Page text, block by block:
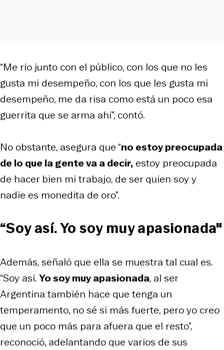
“Me río junto con el público, con los que no les
gusta mi desempeño, con los que les gusta mi
desempeño, me da risa como está un poco esa
guerrita que se arma ahí”, contó.
No obstante, asegura que “no estoy preocupada
de lo que la gente va a decir, estoy preocupada
de hacer bien mi trabajo, de ser quien soy y
nadie es monedita de oro”.
“Soy así.Yo soy muy apasionada"
Además, señaló que ella se muestra tal cual es.
“Soy así.Yo soy muy apasionada, al ser
Argentina también hace que tenga un
temperamento, no sé si más fuerte, pero yo creo
que un poco más para afuera que el resto”,
reconoció, adelantando que varios de sus